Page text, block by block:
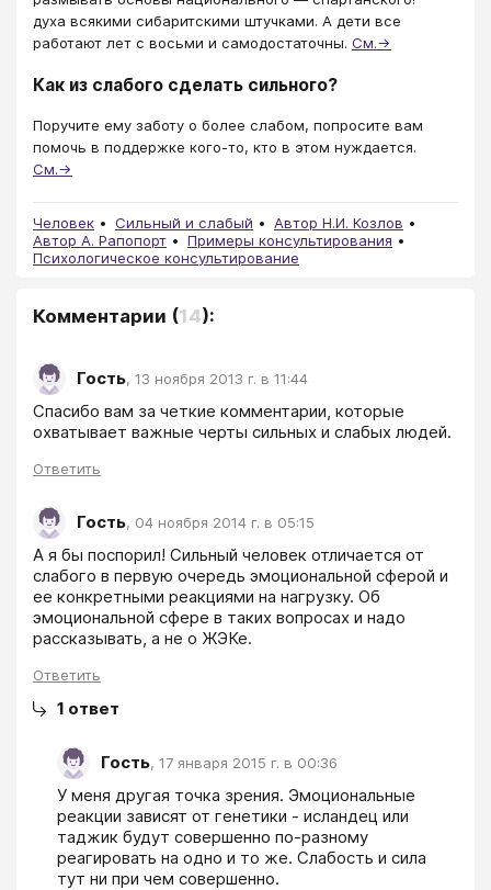
духа всякими сибаритскими штучками. А дети все
работают лет с восьми и самодостаточны. См.→
Как из слабого сделать сильного?
Поручите ему заботу о более слабом, попросите вам
помочь в поддержке кого-то, кто в этом нуждается.
См.→
Человек Сильный и слабый
Автор Н.И. Козлов
Автор А. Рапопорт
Примеры консультирования
Психологическое консультирование
Комментарии (14):
Гость, 13 ноября 2013 г. в 11:44
Спасибо вам за четкие комментарии, которые
Ответить
Гость, 04 ноября 2014 г. в 05:15
А я бы поспорил! Сильный человек отличается от
слабого в первую очередь эмоциональной сферой и
ее конкретными реакциями на нагрузку. Об
эмоциональной сфере в таких вопросах и надо
рассказывать, а не о ЖЭКе.
Ответить
1 ответ
Гость, 17 января 2015 г. в 00:36
У меня другая точка зрения. Эмоциональные
реакции зависят от генетики - исландец или
таджик будут совершенно по-разному
реагировать на одно и то же. Слабость и сила
тут ни при чем совершенно.